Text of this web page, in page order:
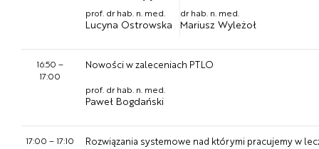
prof. dr hab. n. med.
Lucyna Ostrowska
dr hab. n. med.
Mariusz Wyleżoł
16:50 –
17:00
Nowości w zaleceniach PTLO
prof. dr hab. n. med.
Paweł Bogdański
17:00 – 17:10 Rozwiązania systemowe nad którymi pracujemy w